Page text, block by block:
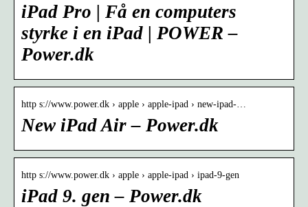
iPad Pro | Få en computers
styrke i en iPad | POWER –
Power.dk
http s://www.power.dk › apple › apple-ipad › new-ipad-…
New iPad Air – Power.dk
http s://www.power.dk › apple › apple-ipad › ipad-9-gen
iPad 9. gen – Power.dk